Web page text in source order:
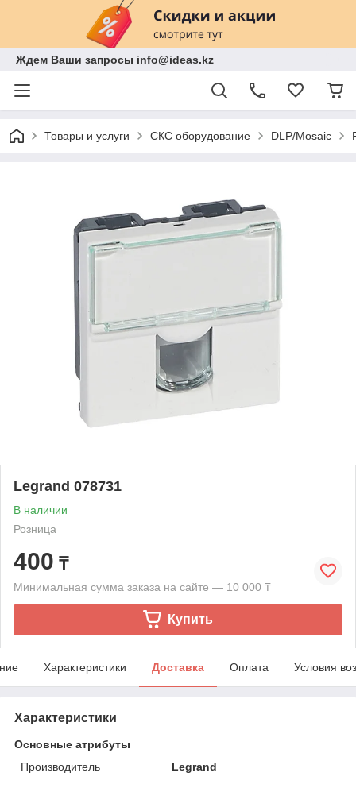
Ждем Ваши запросы info@ideas.kz
Товары и услуги СКС оборудование DLP/Mosaic
Legrand 078731
В наличии
Розница
400 ₸
Минимальная сумма заказа на сайте — 10 000 ₸
Купить
Характеристики Доставка Оплата Условия
Характеристики
Основные атрибуты
Производитель
Legrand